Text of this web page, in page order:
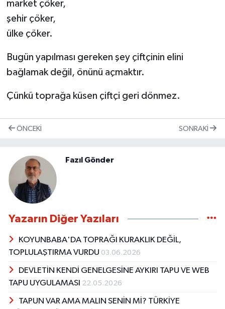
market çöker,
şehir çöker,
ülke çöker.
Bugün yapılması gereken şey çiftçinin elini
bağlamak değil, önünü açmaktır.
Çünkü toprağa küsen çiftçi geri dönmez.
ÖNCEKI SONRAKI
Fazıl Gönder
Yazarın Diğer Yazıları
KOYUNBABA'DA TOPRAĞI KURAKLIK DEĞİL,
TOPLULAŞTIRMA VURDU 03.06.2026
DEVLETİN KENDİ GENELGESİNE AYKIRI TAPU VE WEB
TAPU UYGULAMASI 22.05.2026
TAPUN VAR AMA MALIN SENİN Mİ? TÜRKİYE